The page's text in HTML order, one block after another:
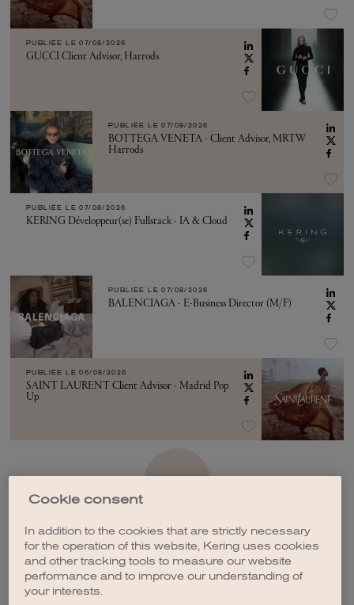
PUBLIÉE LE 07/08/2026
GUCCI Client Advisor, Harrods
PUBLIÉE LE 07/08/2026
BOTTEGA VENETA - Client Advisor, MRTW
Harrods
PUBLIÉE LE 07/08/2026
KERING Développeur(se) Fullstack - IA & Cloud
PUBLIÉE LE 07/08/2026
BALENCIAGA - E-Business Director (M/F)
PUBLIÉE LE 06/08/2026
SAINT LAURENT Client Advisor - Madrid Pop
Up
CRÉER UNE ALERTE
Cookie consent
In addition to the cookies that are strictly necessary
for the operation of this website, Kering uses cookies
and other tracking tools to measure our website
performance and to improve our understanding of
your interests.